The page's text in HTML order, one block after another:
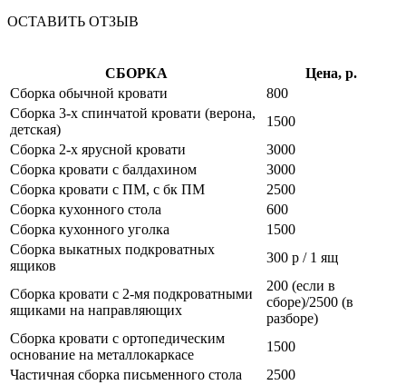
ОСТАВИТЬ ОТЗЫВ
СБОРКА
Цена, р.
Сборка обычной кровати
800
Сборка 3-х спинчатой кровати (верона,
детская)
1500
Сборка 2-х ярусной кровати
3000
Сборка кровати с балдахином
3000
Сборка кровати с ПМ, с бк ПМ
2500
Сборка кухонного стола
600
Сборка кухонного уголка
1500
Сборка выкатных подкроватных
ящиков
300 р / 1 ящ
Сборка кровати с 2-мя подкроватными
ящиками на направляющих
200 (если в
сборе)/2500 (в
разборе)
Сборка кровати с ортопедическим
основание на металлокаркасе
1500
Частичная сборка письменного стола
2500